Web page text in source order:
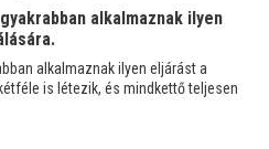
alkalmaznak ilyen
alkalmaznak ilyen eljárást a
is létezik, és mindkettő teljesen